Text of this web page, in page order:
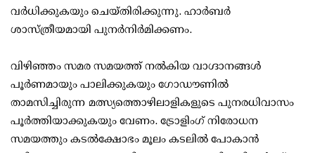
വര്‍ധിക്കുകയും ചെയ്തിരിക്കുന്നു. ഹാര്‍ബര്‍
ശാസ്ത്രീയമായി പുനര്‍നിര്‍മിക്കണം.
വിഴിഞ്ഞം സമര സമയത്ത് നല്‍കിയ വാഗ്ദാനങ്ങള്‍
പൂര്‍ണമായും പാലിക്കുകയും ഗോഡൗണില്‍
താമസിച്ചിരുന്ന മത്സ്യത്തൊഴിലാളികളുടെ പുനരധിവാസം
പൂര്‍ത്തിയാക്കുകയും വേണം. ട്രോളിംഗ് നിരോധന
സമയത്തും കടല്‍ക്ഷോഭം മൂലം കടലില്‍ പോകാന്‍